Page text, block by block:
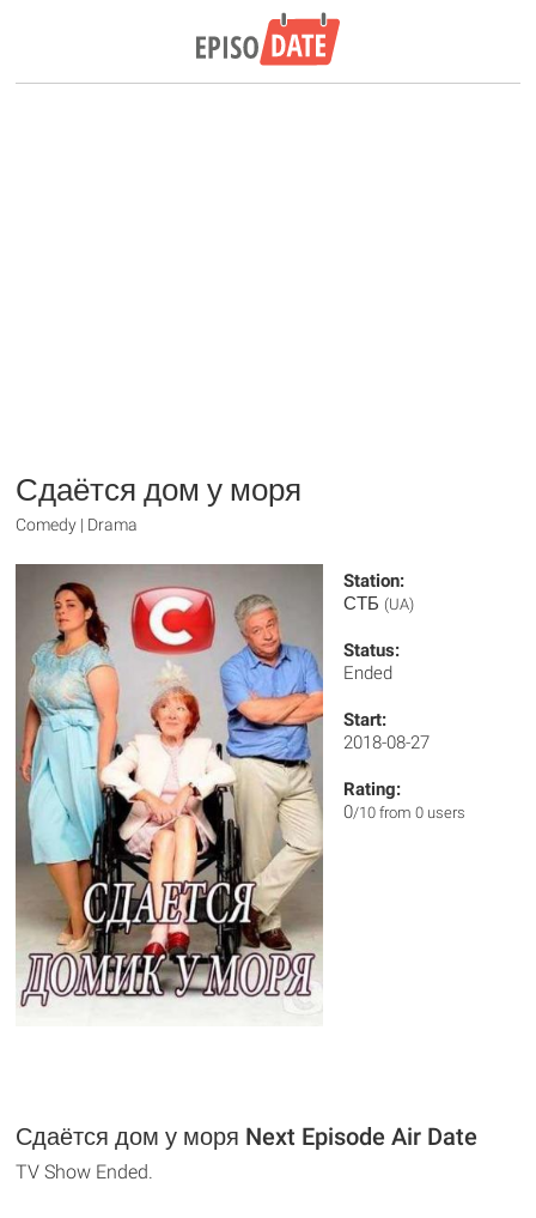
Сдаётся дом у моря
Comedy | Drama
Station:
СТБ (UA)
Status:
Ended
Start:
2018-08-27
Rating:
0/10 from 0 users
Сдаётся дом у моря Next Episode Air Date
TV Show Ended.